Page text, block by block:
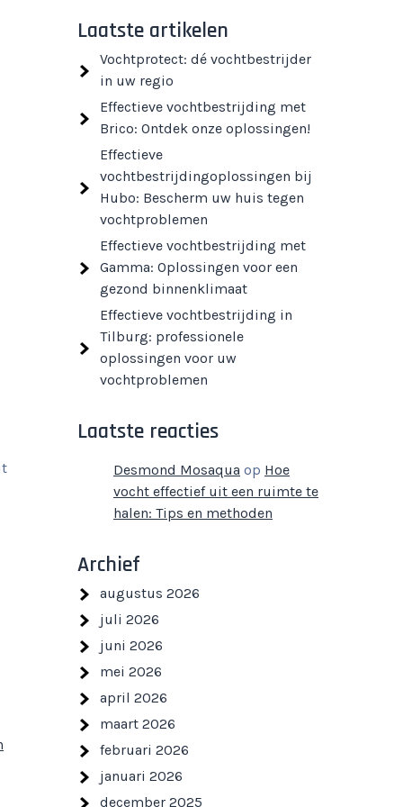
Laatste artikelen
Vochtprotect: dé vochtbestrijder
in uw regio
Effectieve vochtbestrijding met
Brico: Ontdek onze oplossingen!
Effectieve
vochtbestrijdingoplossingen bij
Hubo: Bescherm uw huis tegen
vochtproblemen
Effectieve vochtbestrijding met
Gamma: Oplossingen voor een
gezond binnenklimaat
Effectieve vochtbestrijding in
Tilburg: professionele
oplossingen voor uw
vochtproblemen
Laatste reacties
Desmond Mosaqua op Hoe
vocht effectief uit een ruimte te
halen: Tips en methoden
Archief
augustus 2026
juli 2026
juni 2026
mei 2026
april 2026
maart 2026
februari 2026
januari 2026
december 2025